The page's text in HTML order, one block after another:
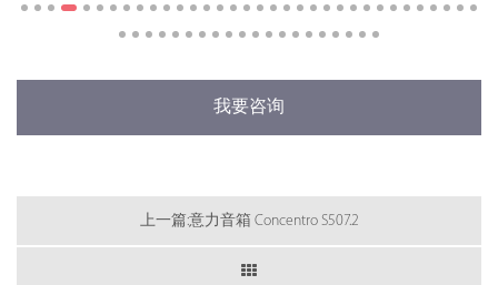
我要咨询
上一篇:意力音箱 Concentro S507.2